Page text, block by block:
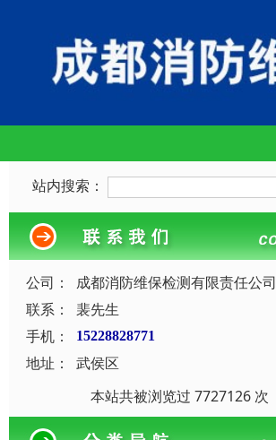
站内搜索：
公司：
成都消防维保检测有限责任公司
联系：
裴先生
手机：
15228828771
地址：
武侯区
本站共被浏览过 7727126 次